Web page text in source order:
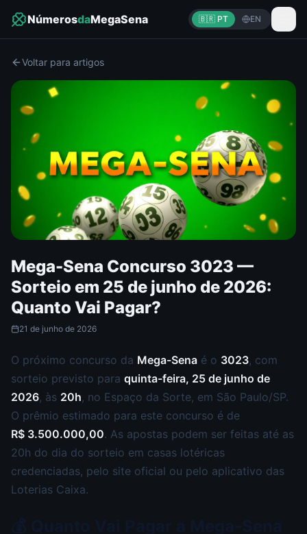
NúmerosdaMegaSena 🇧🇷 PT EN
Voltar para artigos
Mega-Sena Concurso 3023 —
Sorteio em 25 de junho de 2026:
Quanto Vai Pagar?
21 de junho de 2026
O próximo concurso da Mega-Sena é o 3023, com
sorteio previsto para quinta-feira, 25 de junho de
2026, às 20h, no Espaço da Sorte, em São Paulo/SP.
O prêmio estimado para este concurso é de
R$ 3.500.000,00. As apostas podem ser feitas até as
20h do dia do sorteio em casas lotéricas
credenciadas, pelo site oficial ou pelo aplicativo das
Loterias Caixa.